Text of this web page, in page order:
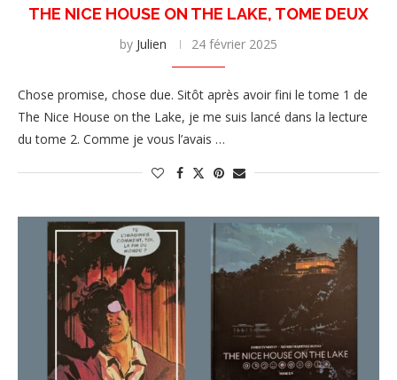
THE NICE HOUSE ON THE LAKE, TOME DEUX
by Julien 24 février 2025
Chose promise, chose due. Sitôt après avoir fini le tome 1 de
The Nice House on the Lake, je me suis lancé dans la lecture
du tome 2. Comme je vous l’avais …